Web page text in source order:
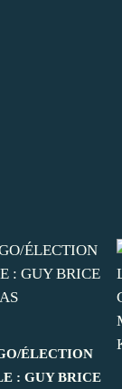
ÉLECTION
: GUY BRICE